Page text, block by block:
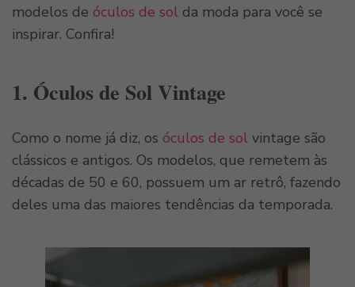
modelos de óculos de sol da moda para você se
inspirar. Confira!
1. Óculos de Sol Vintage
Como o nome já diz, os óculos de sol vintage são
clássicos e antigos. Os modelos, que remetem às
décadas de 50 e 60, possuem um ar retrô, fazendo
deles uma das maiores tendências da temporada.